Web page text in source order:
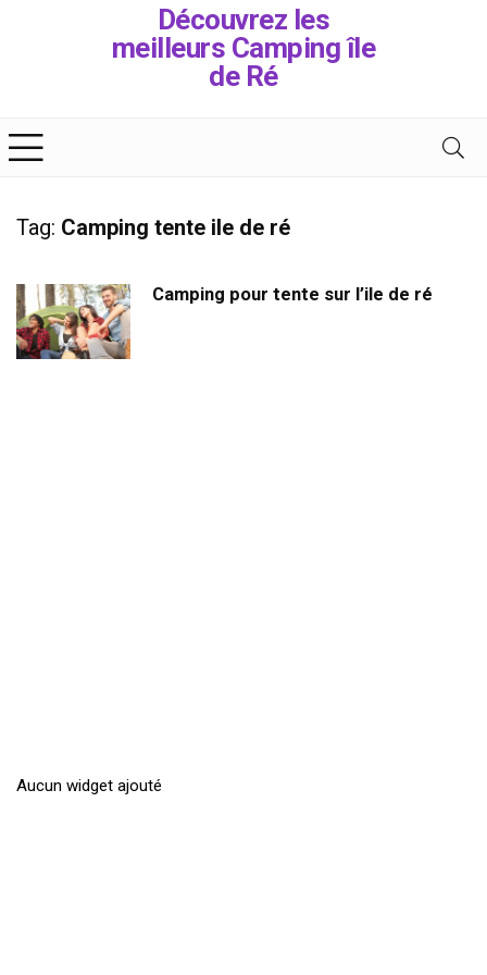
Découvrez les
meilleurs Camping île
de Ré
Tag: Camping tente ile de ré
Camping pour tente sur l’ile de ré
Aucun widget ajouté